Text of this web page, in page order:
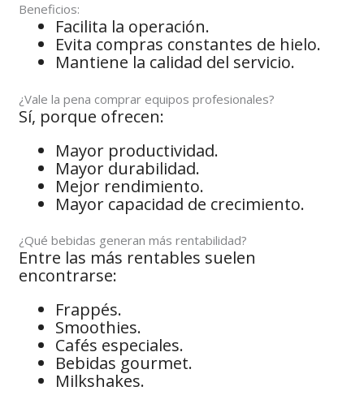
Beneficios:
Facilita la operación.
Evita compras constantes de hielo.
Mantiene la calidad del servicio.
¿Vale la pena comprar equipos profesionales?
Sí, porque ofrecen:
Mayor productividad.
Mayor durabilidad.
Mejor rendimiento.
Mayor capacidad de crecimiento.
¿Qué bebidas generan más rentabilidad?
Entre las más rentables suelen
encontrarse:
Frappés.
Smoothies.
Cafés especiales.
Bebidas gourmet.
Milkshakes.